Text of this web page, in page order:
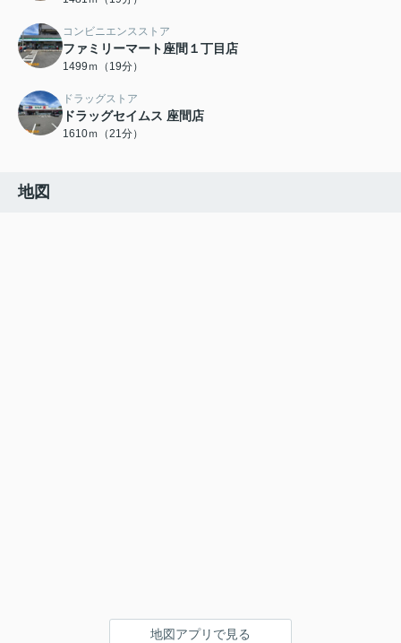
コンビニエンスストア
ファミリーマート座間１丁目店
1499ｍ（19分）
ドラッグストア
ドラッグセイムス 座間店
1610ｍ（21分）
地図
地図アプリで見る